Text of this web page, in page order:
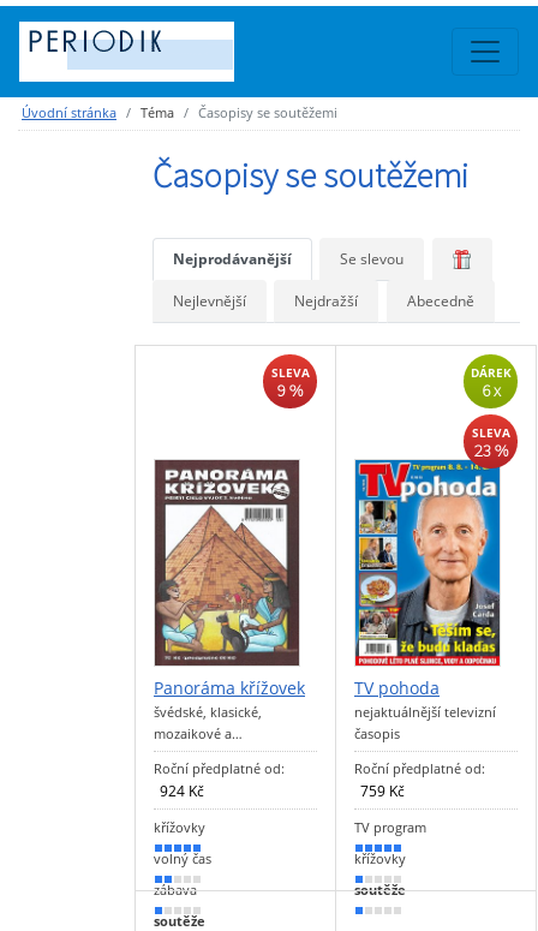
Úvodní stránka Téma Časopisy se soutěžemi
Časopisy se soutěžemi
Nejprodávanější Se slevou
Nejlevnější Nejdražší Abecedně
SLEVA
9 %
Panoráma křížovek
švédské, klasické,
mozaikové a…
Roční předplatné od:
924 Kč
křížovky
100 %
volný čas
30 %
zábava
20 %
soutěže
DÁREK
6 x
SLEVA
23 %
TV pohoda
nejaktuálnější televizní
časopis
Roční předplatné od:
759 Kč
TV program
100 %
křížovky
20 %
soutěže
10 %